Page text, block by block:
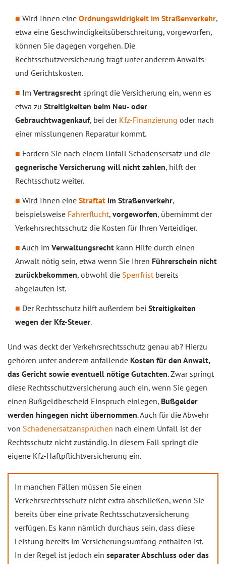
Wird Ihnen eine Ordnungswidrigkeit im Straßenverkehr,
etwa eine Geschwindigkeitsüberschreitung, vorgeworfen,
können Sie dagegen vorgehen. Die
Rechtsschutzversicherung trägt unter anderem Anwalts-
und Gerichtskosten.
Im Vertragsrecht springt die Versicherung ein, wenn es
etwa zu Streitigkeiten beim Neu- oder
Gebrauchtwagenkauf, bei der Kfz-Finanzierung oder nach
einer misslungenen Reparatur kommt.
Fordern Sie nach einem Unfall Schadensersatz und die
gegnerische Versicherung will nicht zahlen, hilft der
Rechtsschutz weiter.
Wird Ihnen eine Straftat im Straßenverkehr,
beispielsweise Fahrerflucht, vorgeworfen, übernimmt der
Verkehrsrechtsschutz die Kosten für Ihren Verteidiger.
Auch im Verwaltungsrecht kann Hilfe durch einen
Anwalt nötig sein, etwa wenn Sie Ihren Führerschein nicht
zurückbekommen, obwohl die Sperrfristbereits
abgelaufen ist.
Der Rechtsschutz hilft außerdem bei Streitigkeiten
wegen der Kfz-Steuer.
Und was deckt der Verkehrsrechtsschutz genau ab? Hierzu
gehören unter anderem anfallende Kosten für den Anwalt,
das Gericht sowie eventuell nötige Gutachten. Zwar springt
diese Rechtsschutzversicherung auch ein, wenn Sie gegen
einen Bußgeldbescheid Einspruch einlegen, Bußgelder
werden hingegen nicht übernommen. Auch für die Abwehr
von Schadenersatzansprüchen nach einem Unfall ist der
Rechtsschutz nicht zuständig. In diesem Fall springt die
eigene Kfz-Haftpflichtversicherung ein.
In manchen Fällen müssen Sie einen
Verkehrsrechtsschutz nicht extra abschließen, wenn Sie
bereits über eine private Rechtsschutzversicherung
verfügen. Es kann nämlich durchaus sein, dass diese
Leistung bereits im Versicherungsumfang enthalten ist.
In der Regel ist jedoch ein separater Abschluss oder das